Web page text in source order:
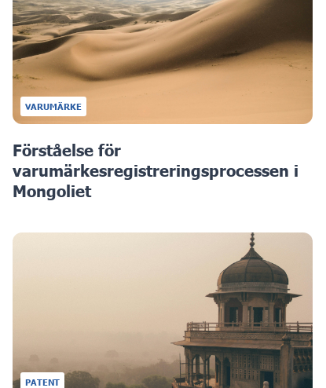
VARUMÄRKE
Förståelse för
varumärkesregistreringsprocessen i
Mongoliet
PATENT